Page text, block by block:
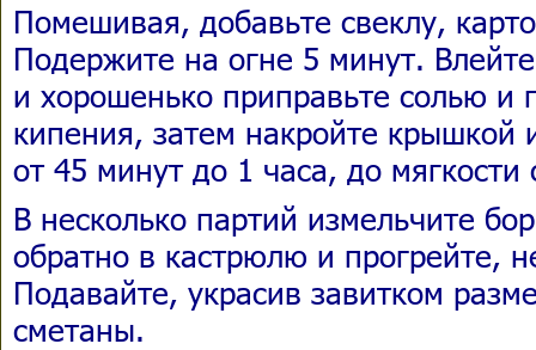
Помешивая, добавьте свеклу,
Подержите на огне 5 минут.
и хорошенько приправьте солью и
кипения, затем накройте крышкой
от 45 минут до 1 часа, до
В несколько партий измельчите
обратно в кастрюлю и прогрейте,
Подавайте, украсив завитком
сметаны.